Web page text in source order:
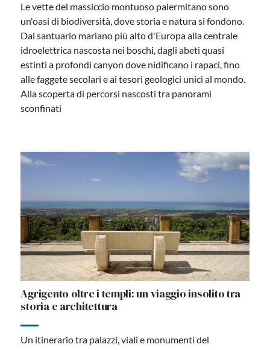
Le vette del massiccio montuoso palermitano sono
un'oasi di biodiversità, dove storia e natura si fondono.
Dal santuario mariano più alto d'Europa alla centrale
idroelettrica nascosta nei boschi, dagli abeti quasi
estinti a profondi canyon dove nidificano i rapaci, fino
alle faggete secolari e ai tesori geologici unici al mondo.
Alla scoperta di percorsi nascosti tra panorami
sconfinati
Agrigento oltre i templi: un viaggio insolito tra
storia e architettura
Un itinerario tra palazzi, viali e monumenti del